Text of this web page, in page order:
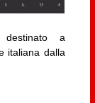
a
italiana dalla